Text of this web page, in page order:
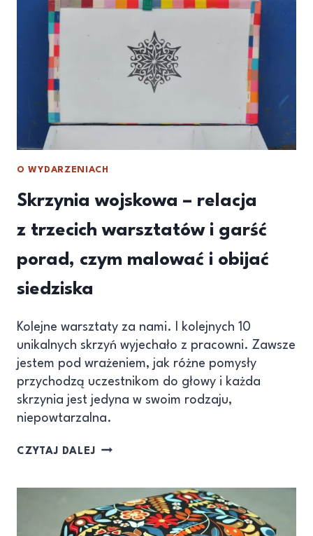
O WYDARZENIACH
Skrzynia wojskowa – relacja
z trzecich warsztatów i garść
porad, czym malować i obijać
siedziska
Kolejne warsztaty za nami. I kolejnych 10
unikalnych skrzyń wyjechało z pracowni. Zawsze
jestem pod wrażeniem, jak różne pomysły
przychodzą uczestnikom do głowy i każda
skrzynia jest jedyna w swoim rodzaju,
niepowtarzalna.
CZYTAJ DALEJ